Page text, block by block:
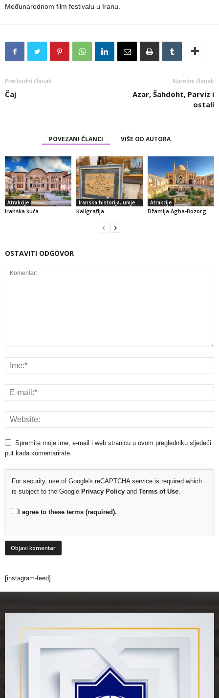
Međunarodnom film festivalu u Iranu.
Prethodni članak
Čaj
Naredni članak
Azar, Šahdoht, Parviz i
ostali
POVEZANI ČLANCI VIŠE OD AUTORA
Atrakcije
Iranska kuća
Iranska historija, umjetnost i kultura
Kaligrafija
Atrakcije
Džamija Agha-Bozorg
OSTAVITI ODGOVOR
Spremite moje ime, e-mail i web stranicu u ovom pregledniku sljedeći
put kada komentarirate.
For security, use of Google's reCAPTCHA service is required which
is subject to the Google Privacy Policy and Terms of Use.
I agree to these terms (required).
[instagram-feed]